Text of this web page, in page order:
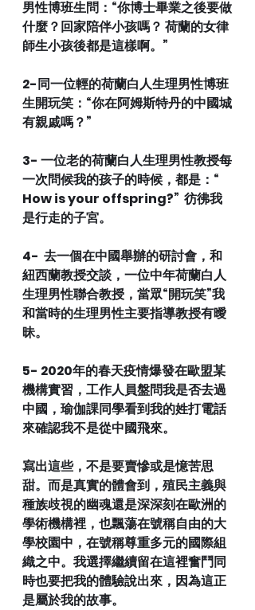
男性博班生問：“你博士畢業之後要做
什麼？回家陪伴小孩嗎？ 荷蘭的女律
師生小孩後都是這樣啊。”
2-同一位輕的荷蘭白人生理男性博班
生開玩笑：“你在阿姆斯特丹的中國城
有親戚嗎？”
3- 一位老的荷蘭白人生理男性教授每
一次問候我的孩子的時候，都是：“
How is your offspring?”  彷彿我
是行走的子宮。
4-  去一個在中國舉辦的研討會，和
紐西蘭教授交談，一位中年荷蘭白人
生理男性聯合教授，當眾“開玩笑”我
和當時的生理男性主要指導教授有曖
昧。
5- 2020年的春天疫情爆發在歐盟某
機構實習，工作人員盤問我是否去過
中國，瑜伽課同學看到我的姓打電話
來確認我不是從中國飛來。
寫出這些，不是要賣慘或是憶苦思
甜。而是真實的體會到，殖民主義與
種族歧視的幽魂還是深深刻在歐洲的
學術機構裡，也飄蕩在號稱自由的大
學校園中，在號稱尊重多元的國際組
織之中。我選擇繼續留在這裡奮鬥同
時也要把我的體驗說出來，因為這正
是屬於我的故事。